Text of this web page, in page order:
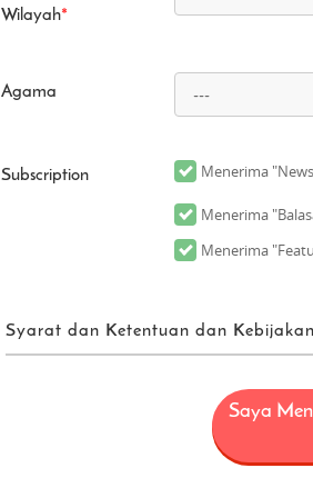
Wilayah*
Agama
Subscription Menerima
Menerima
Menerima
Syarat dan Ketentuan dan
Persyaratan
“FUN! JAPAN” secara kolektif berarti
sarana, termasuk situs web (termasuk,
mungkin direvisi atau diubah untuk
Saya